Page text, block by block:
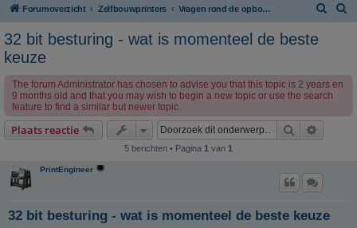
Forumoverzicht Zelfbouwprinters Vragen rond de opbouw en het gebruik van een zelfbouw printer horen hier.
32 bit besturing - wat is momenteel de beste
keuze
The forum Administrator has chosen to advise you that this topic is 2 years en
9 months old and that you may wish to begin a new topic or use the search
feature to find a similar but newer topic.
Plaats reactie Zoek
5 berichten • Pagina 1 van 1
PrintEngineer
32 bit besturing - wat is momenteel de beste keuze